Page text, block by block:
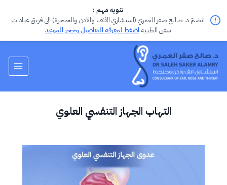
التهاب الجهاز التنفسي العلوي
تنويه مهم :
انضمّ د. صالح صقر العمري (استشاري الأنف والأذن والحنجرة) الى فريق عيادات
سفن الطبيةاضغط لمعرفة التفاصيل وحجز الموعد